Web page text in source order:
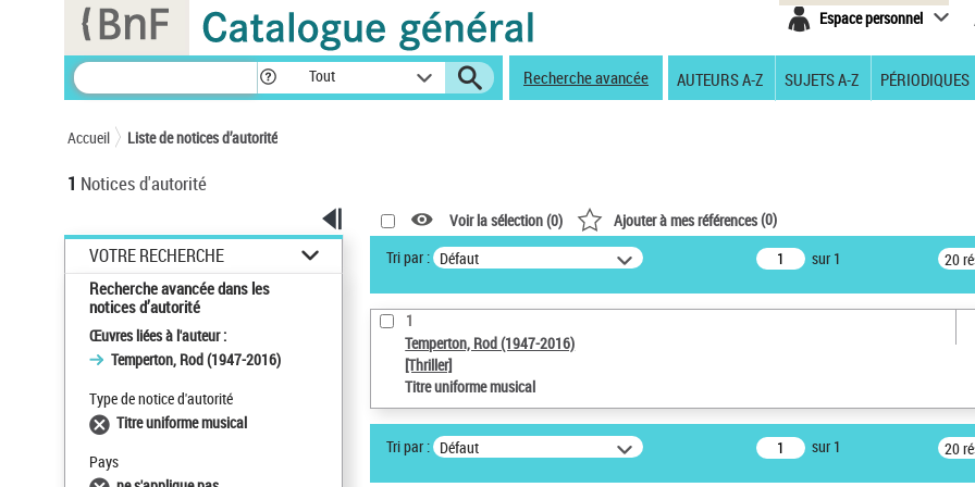
Espace personnel
Tout Recherche avancée AUTEURS A-Z SUJETS A-Z PÉRIODIQUES
Accueil Liste de notices d’autorité
1 Notices d'autorité
VOTRE RECHERCHE
Recherche avancée dans les
notices d’autorité
Œuvres liées à l'auteur :
Temperton, Rod (1947-2016)
Type de notice d'autorité
Titre uniforme musical
Pays
Voir la sélection (0) Ajouter à mes références(0)
Tri par : Défaut sur 1 20
1
Temperton, Rod (1947-2016)
[Thriller]
Titre uniforme musical
Tri par : Défaut sur 1 20
Panneau de gestion des cookies